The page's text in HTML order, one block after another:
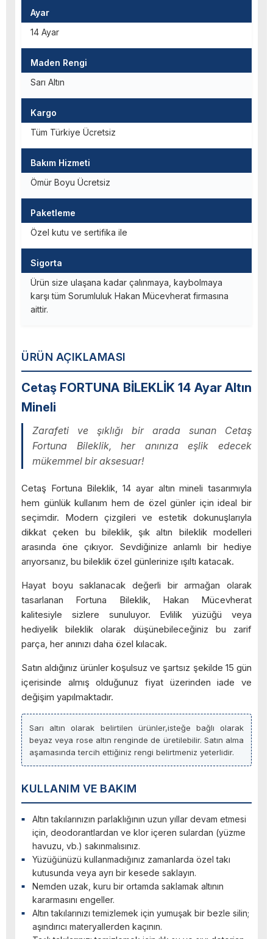
ÜRÜN AÇIKLAMASI
Cetaş FORTUNA BİLEKLİK 14 Ayar Altın
Mineli
Zarafeti ve şıklığı bir arada sunan Cetaş
Fortuna Bileklik, her anınıza eşlik edecek
mükemmel bir aksesuar!
Cetaş Fortuna Bileklik, 14 ayar altın mineli tasarımıyla
hem günlük kullanım hem de özel günler için ideal bir
seçimdir. Modern çizgileri ve estetik dokunuşlarıyla
dikkat çeken bu bileklik, şık altın bileklik modelleri
arasında öne çıkıyor. Sevdiğinize anlamlı bir hediye
arıyorsanız, bu bileklik özel günlerinize ışıltı katacak.
Hayat boyu saklanacak değerli bir armağan olarak
tasarlanan Fortuna Bileklik, Hakan Mücevherat
kalitesiyle sizlere sunuluyor. Evlilik yüzüğü veya
hediyelik bileklik olarak düşünebileceğiniz bu zarif
parça, her anınızı daha özel kılacak.
Satın aldığınız ürünler koşulsuz ve şartsız şekilde 15 gün
içerisinde almış olduğunuz fiyat üzerinden iade ve
değişim yapılmaktadır.
Sarı altın olarak belirtilen ürünler,isteğe bağlı olarak
beyaz veya rose altın renginde de üretilebilir. Satın alma
aşamasında tercih ettiğiniz rengi belirtmeniz yeterlidir.
Ayar
14 Ayar
Maden Rengi
Sarı Altın
Kargo
Tüm Türkiye Ücretsiz
Bakım Hizmeti
Ömür Boyu Ücretsiz
Paketleme
Özel kutu ve sertifika ile
Sigorta
Ürün size ulaşana kadar çalınmaya, kaybolmaya
karşı tüm Sorumluluk Hakan Mücevherat firmasına
aittir.
KULLANIM VE BAKIM
Altın takılarınızın parlaklığının uzun yıllar devam etmesi
için, deodorantlardan ve klor içeren sulardan (yüzme
havuzu, vb.) sakınmalısınız.
Yüzüğünüzü kullanmadığınız zamanlarda özel takı
kutusunda veya ayrı bir kesede saklayın.
Nemden uzak, kuru bir ortamda saklamak altının
kararmasını engeller.
Altın takılarınızı temizlemek için yumuşak bir bezle silin;
aşındırıcı materyallerden kaçının.